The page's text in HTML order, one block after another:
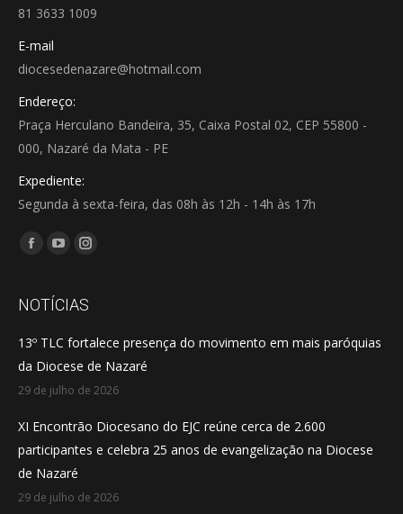
81 3633 1009
E-mail
diocesedenazare@hotmail.com
Endereço:
Praça Herculano Bandeira, 35, Caixa Postal 02, CEP 55800 -
000, Nazaré da Mata - PE
Expediente:
Segunda à sexta-feira, das 08h às 12h - 14h às 17h
Encontre-nos em:
Facebook
opens
new
window
YouTube
opens
new
window
Instagram
opens
new
window
NOTÍCIAS
13º TLC fortalece presença do movimento em mais paróquias
da Diocese de Nazaré
29 de julho de 2026
XI Encontrão Diocesano do EJC reúne cerca de 2.600
participantes e celebra 25 anos de evangelização na Diocese
de Nazaré
29 de julho de 2026